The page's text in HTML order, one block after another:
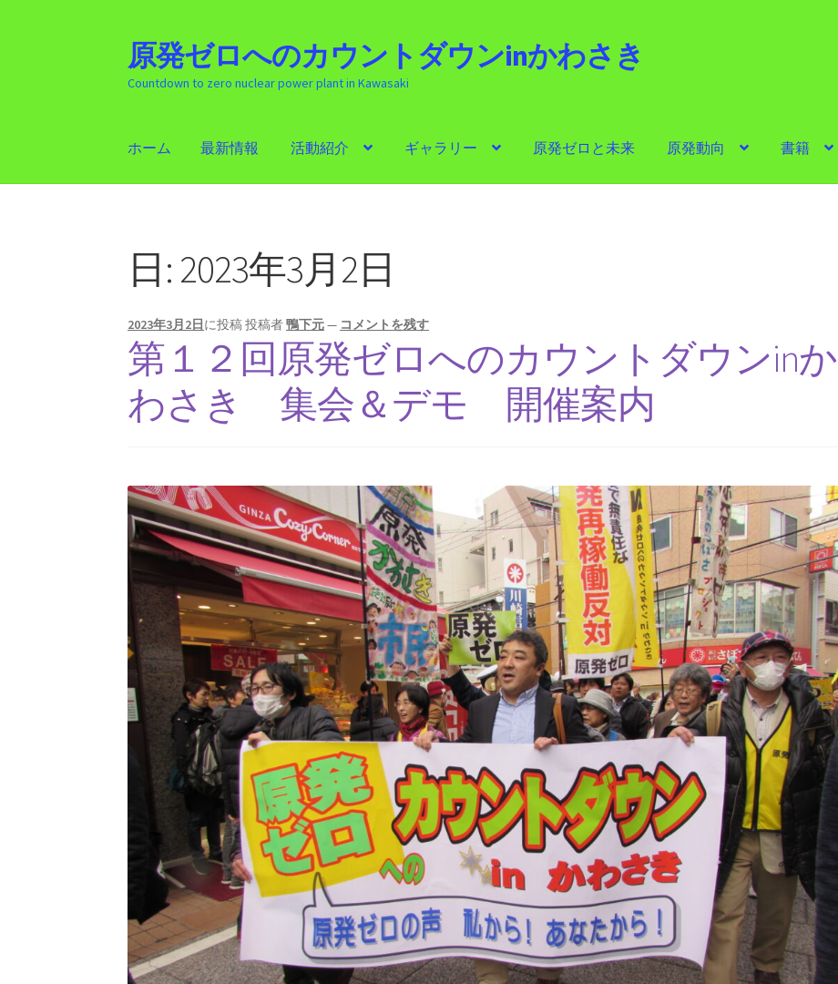
ナ
ビ
ゲ
シ
ン
キ
ッ
コ
ン
テ
ツ
ス
プ
原発ゼロへのカウントダウンinかわさき
Countdown to zero nuclear power plant in Kawasaki
ホーム 最新情報 活動紹介 ギャラリー 原発ゼロと未来 原発動向 書籍
日: 2023年3月2日
2023年3月2日に投稿投稿者鴨下元— コメントを残す
第１２回原発ゼロへのカウントダウンinか
わさき 集会＆デモ 開催案内